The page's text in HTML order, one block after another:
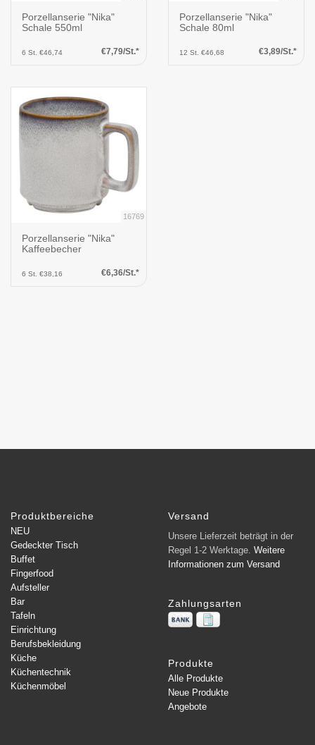
Porzellanserie "Nika"
Schale 550ml
6 St. €46,74 €7,79/St.*
Porzellanserie "Nika"
Schale 80ml
12 St. €46,68 €3,89/St.*
16769
Porzellanserie "Nika"
Kaffeebecher
6 St. €38,16 €6,36/St.*
Produktbereiche
NEU
Gedeckter Tisch
Buffet
Fingerfood
Aufsteller
Bar
Tafeln
Einrichtung
Berufsbekleidung
Küche
Küchentechnik
Küchenmöbel
Versand
Unsere Lieferzeit beträgt in der
Regel 1-2 Werktage. Weitere
Informationen zum Versand
Zahlungsarten
Produkte
Alle Produkte
Neue Produkte
Angebote